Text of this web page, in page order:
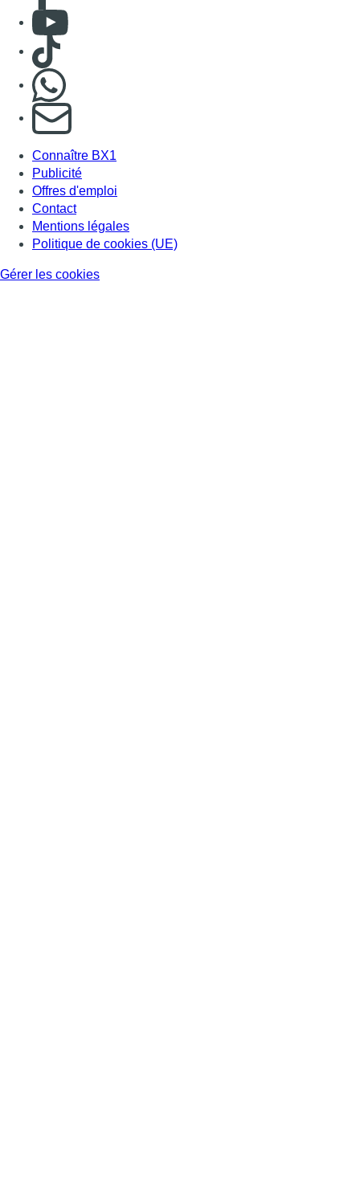
Consulter Youtube
Consulter TikTok
S'abonner à notre newsletter
Connaître BX1
Publicité
Offres d'emploi
Contact
Mentions légales
Politique de cookies (UE)
Gérer les cookies